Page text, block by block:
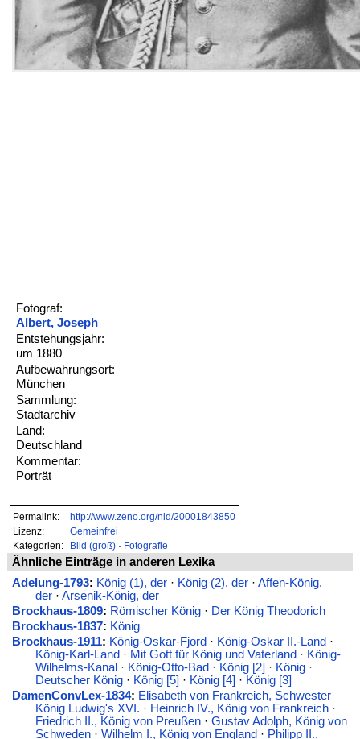
Fotograf:
Albert, Joseph
Entstehungsjahr:
um 1880
Aufbewahrungsort:
München
Sammlung:
Stadtarchiv
Land:
Deutschland
Kommentar:
Porträt
Permalink:
http://www.zeno.org/nid/20001843850
Lizenz:
Gemeinfrei
Kategorien:
Bild (groß)· Fotografie
Ähnliche Einträge in anderen Lexika
Adelung-1793: König (1), der· König (2), der· Affen-König,
der· Arsenik-König, der
Brockhaus-1809: Römischer König· Der König Theodorich
Brockhaus-1837: König
Brockhaus-1911: König-Oskar-Fjord · König-Oskar II.-Land ·
König-Karl-Land · Mit Gott für König und Vaterland · König-
Wilhelms-Kanal · König-Otto-Bad · König [2] · König·
Deutscher König· König [5] · König [4] · König [3]
DamenConvLex-1834: Elisabeth von Frankreich, Schwester
König Ludwig's XVI. · Heinrich IV., König von Frankreich·
Friedrich II., König von Preußen· Gustav Adolph, König von
Schweden· Wilhelm I., König von England · Philipp II.,